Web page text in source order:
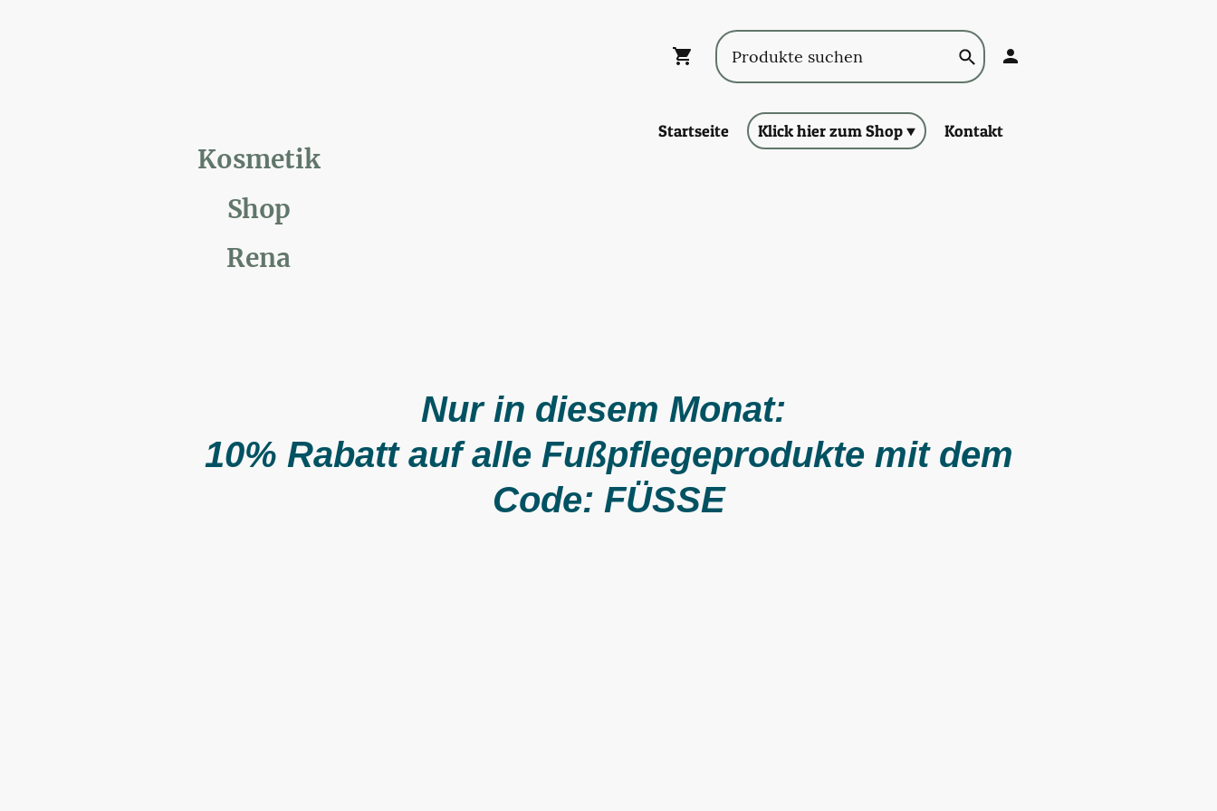
Kosmetik
Shop
Rena
Startseite Klick hier zum Shop Kontakt
Nur in diesem Monat:
10% Rabatt auf alle Fußpflegeprodukte mit dem
Code: FÜSSE